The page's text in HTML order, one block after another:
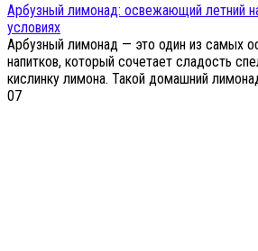
Арбузный лимонад: освежающий летний
условиях
Арбузный лимонад — это один из самых
напитков, который сочетает сладость
кислинку лимона. Такой домашний
07